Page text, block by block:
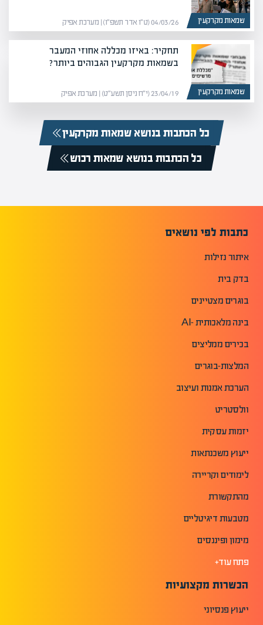
שמאות מקרקעין 04/03/26 (ט״ו אדר תשפ״ו) | מערכת אפיק
שמאות מקרקעין
תחקיר: באיזו מכללה אחוזי המעבר
בשמאות מקרקעין הגבוהים ביותר?
23/04/19 (י״ח ניסן תשע״ט) | מערכת אפיק
כל הכתבות בנושא שמאות מקרקעין
כל הכתבות בנושא שמאות רכוש
כתבות לפי נושאים
איתור נזילות
בדק בית
בוגרים מצטיינים
בינה מלאכותית -AI
בכירים ממליצים
המלצות-בוגרים
הערכת אמנות ועיצוב
וולסטריט
יזמות עסקית
ייעוץ משכנתאות
לימודים וקריירה
מהתקשורת
מטבעות דיגיטליים
מימון ופיננסים
פתח עוד+
הכשרות מקצועיות
ייעוץ פנסיוני